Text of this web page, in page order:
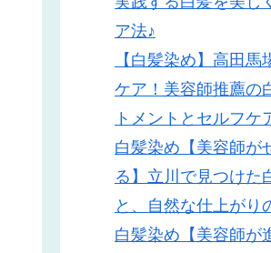
ア法♪
【白髪染め】高田
ケア！美容師推薦の
トメントとセルフケ
白髪染め【美容師が
る】立川で見つけた
と、自然な仕上がり
白髪染め【美容師